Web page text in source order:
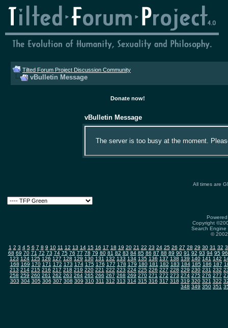
Tilted Forum Project Discussion Community
vBulletin Message
Donate now!
vBulletin Message
The server is too busy at the moment.
All times are
Copyright
Search
©
1 2 3 4 5 6 7 8 9 10 11 12 13 14 15 16 17 18 19 20 21 22 23 24 25 26 27 28 29 30 31 32
68 69 70 71 72 73 74 75 76 77 78 79 80 81 82 83 84 85 86 87 88 89 90 91 92 93 94 95 96
123 124 125 126 127 128 129 130 131 132 133 134 135 136 137 138 139 140 141 142
168 169 170 171 172 173 174 175 176 177 178 179 180 181 182 183 184 185 186 187
213 214 215 216 217 218 219 220 221 222 223 224 225 226 227 228 229 230 231 232
258 259 260 261 262 263 264 265 266 267 268 269 270 271 272 273 274 275 276 277
303 304 305 306 307 308 309 310 311 312 313 314 315 316 317 318 319 320 321 322
348 349 350 351